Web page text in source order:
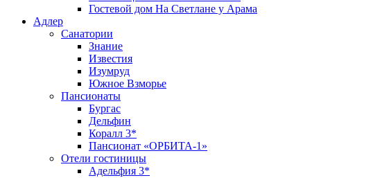
Гостевой дом На Светлане у Арама
Адлер
Санатории
Знание
Известия
Изумруд
Южное Взморье
Пансионаты
Бургас
Дельфин
Коралл 3*
Пансионат «ОРБИТА-1»
Отели гостиницы
Адельфия 3*